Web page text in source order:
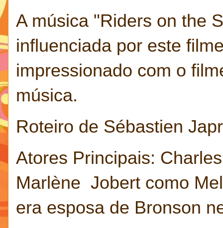
A música "Riders on the
influenciada por este
impressionado com o
música.
Roteiro de Sébastien
Atores Principais:
Marlène Jobert como
era esposa de Bronson